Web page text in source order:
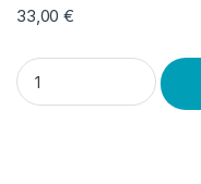
33,00€
Carta IHM nº424--